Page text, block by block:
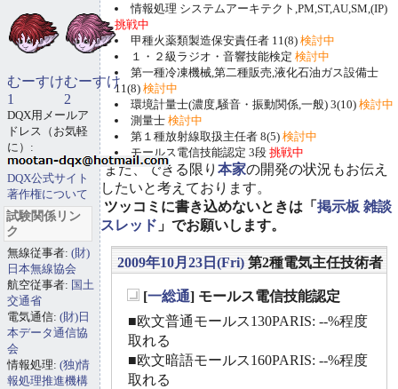
情報処理 システムアーキテクト,PM,ST,AU,SM,(IP)
挑戦中
甲種火薬類製造保安責任者 11(8) 検討中
１・２級ラジオ・音響技能検定 検討中
第一種冷凍機械,第二種販売,液化石油ガス設備士
11(8) 検討中
環境計量士(濃度,騒音・振動関係,一般) 3(10) 検討中
測量士 検討中
第１種放射線取扱主任者 8(5) 検討中
モールス電信技能認定 3段 挑戦中
また、できる限り 本家の開発の状況もお伝え
したいと考えております。
ツッコミに書き込めないときは「 掲示板 雑談
スレッド 」でお願いします。
2009年10月23日(Fri) 第2種電気主任技術者
[一総通] モールス電信技能認定
■欧文普通モールス130PARIS: --%程度
取れる
■欧文暗語モールス160PARIS: --%程度
取れる
むーすけ
1
むーすけ
2
DQX用メールア
ドレス（お気軽
に）:
DQX公式サイト
著作権について
試験関係リン
ク
無線従事者: (財)
日本無線協会
航空従事者: 国土
交通省
電気通信: (財)日
本データ通信協
会
情報処理: (独)情
報処理推進機構